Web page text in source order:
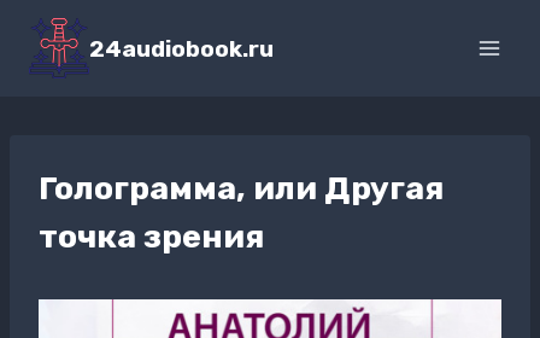
Перейти
содержимому
24audiobook.ru
Голограмма, или Другая
точка зрения